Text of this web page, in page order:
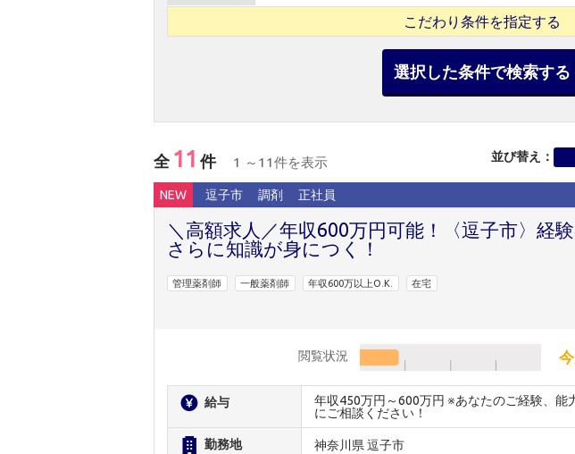
こだわり条件を指定する
選択した条件で検索する
全 11 件 1 ～11件を表示 並び替え：
NEW 逗子市 調剤 正社員
＼高額求人／年収600万円可能！〈逗子市〉経
さらに知識が身につく！
管理薬剤師 一般薬剤師 年収600万以上O.K. 在宅
閲覧状況
給与
年収450万円～600万円 ※あなたのご経験、能
にご相談ください！
勤務地 神奈川県 逗子市